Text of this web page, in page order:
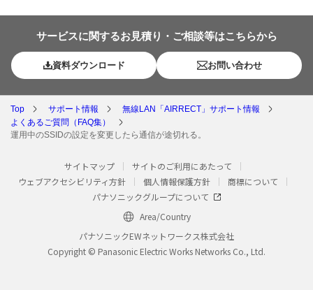
サービスに関するお見積り・ご相談等はこちらから
資料ダウンロード お問い合わせ
Top サポート情報
無線LAN「AIRRECT」サポート情報
よくあるご質問（FAQ集）
運用中のSSIDの設定を変更したら通信が途切れる。
サイトマップ
サイトのご利用にあたって
ウェブアクセシビリティ方針
個人情報保護方針
商標について
パナソニックグループについて
Area/Country
パナソニックEWネットワークス株式会社
Copyright © Panasonic Electric Works Networks Co., Ltd.